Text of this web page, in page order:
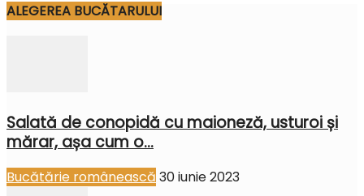
ALEGEREA BUCĂTARULUI
Salată de conopidă cu maioneză, usturoi și
mărar, așa cum o...
Bucătărie românească 30 iunie 2023